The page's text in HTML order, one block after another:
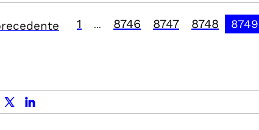
1 8746 8747 8748 8749
linkedin